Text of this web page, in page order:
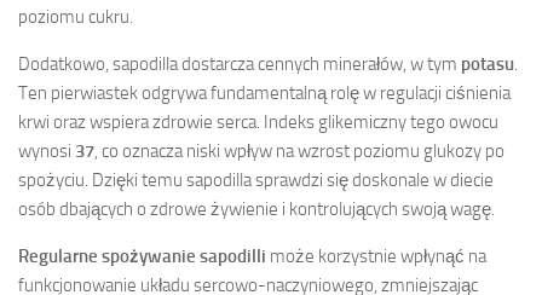
poziomu cukru.
Dodatkowo, sapodilla dostarcza cennych minerałów, w tym potasu.
Ten pierwiastek odgrywa fundamentalną rolę w regulacji ciśnienia
krwi oraz wspiera zdrowie serca. Indeks glikemiczny tego owocu
wynosi 37, co oznacza niski wpływ na wzrost poziomu glukozy po
spożyciu. Dzięki temu sapodilla sprawdzi się doskonale w diecie
osób dbających o zdrowe żywienie i kontrolujących swoją wagę.
Regularne spożywanie sapodilli może korzystnie wpłynąć na
funkcjonowanie układu sercowo-naczyniowego, zmniejszając